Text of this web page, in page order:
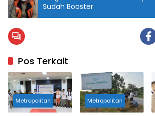
Sudah Booster
Pos Terkait
Metropolitan Metropolitan